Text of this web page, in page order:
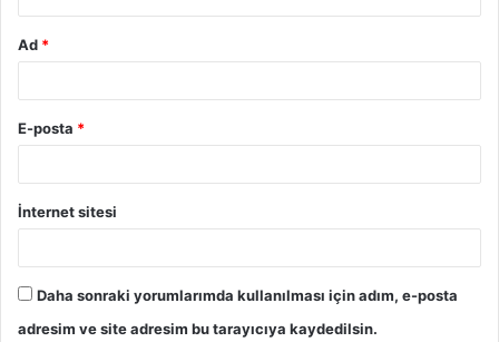
Ad *
E-posta *
İnternet sitesi
Daha sonraki yorumlarımda kullanılması için adım, e-posta
adresim ve site adresim bu tarayıcıya kaydedilsin.